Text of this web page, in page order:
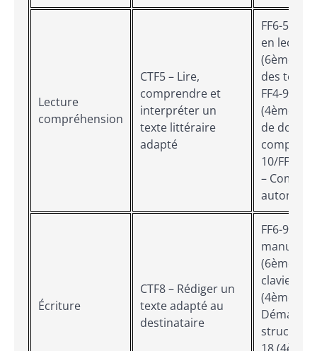
Lecture
compréhension
CTF5 – Lire,
comprendre et
interpréter un
texte littéraire
adapté
FF6-5
en
(6ème) –
des
FF4-9/
(4ème/
de
10/FF3-
–
autonome
Écriture
CTF8 – Rédiger un
texte adapté au
destinataire
FF6-9
manuelle
(6ème) –
clavier;
(4ème/